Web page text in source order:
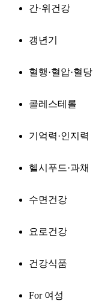
간·위건강
갱년기
혈행·혈압·혈당
콜레스테롤
기억력·인지력
헬시푸드·과채
수면건강
요로건강
건강식품
For 여성